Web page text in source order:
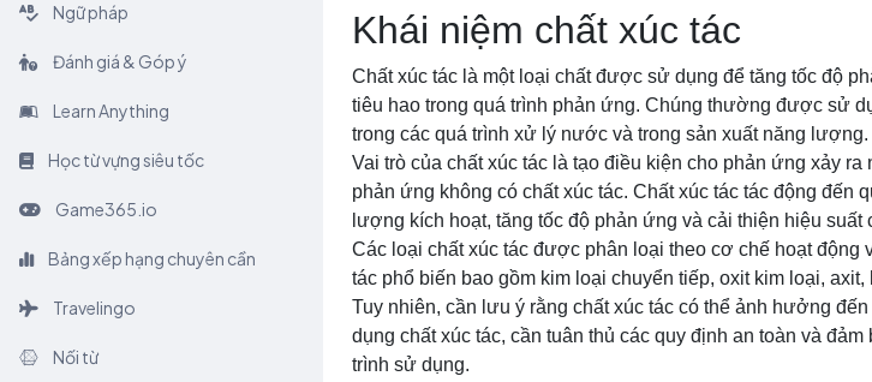
Ngữ pháp
Đánh giá & Góp ý
Learn Anything
Học từ vựng siêu tốc
Game365.io
Bảng xếp hạng chuyên cần
Travelingo
Nối từ
Khái niệm chất xúc tác
Chất xúc tác là một loại chất được sử dụng để tăng tốc độ
tiêu hao trong quá trình phản ứng. Chúng thường được sử
trong các quá trình xử lý nước và trong sản xuất năng lượng.
Vai trò của chất xúc tác là tạo điều kiện cho phản ứng xảy
phản ứng không có chất xúc tác. Chất xúc tác tác động đến
lượng kích hoạt, tăng tốc độ phản ứng và cải thiện hiệu suất
Các loại chất xúc tác được phân loại theo cơ chế hoạt động
tác phổ biến bao gồm kim loại chuyển tiếp, oxit kim loại,
Tuy nhiên, cần lưu ý rằng chất xúc tác có thể ảnh hưởng
dụng chất xúc tác, cần tuân thủ các quy định an toàn và
trình sử dụng.